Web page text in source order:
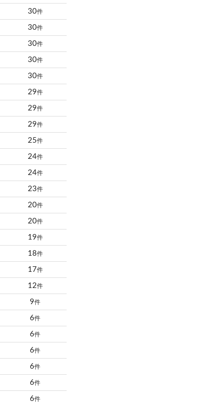
30件
30件
30件
30件
30件
29件
29件
29件
25件
24件
24件
23件
20件
20件
19件
18件
17件
12件
9件
6件
6件
6件
6件
6件
6件